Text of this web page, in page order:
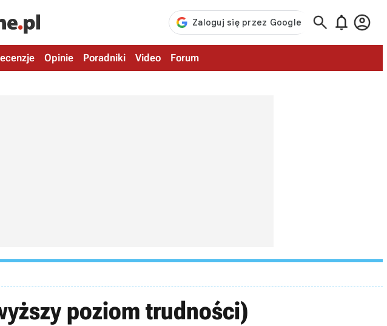
  
Opinie Poradniki Video Forum
poziom trudności)